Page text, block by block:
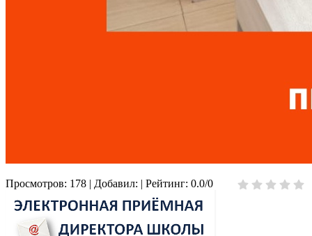
Просмотров: 178 | Добавил: | Рейтинг: 0.0/0